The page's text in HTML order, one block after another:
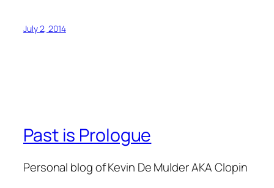
July 2, 2014
Past is Prologue
Personal blog of Kevin De Mulder AKA Clopin